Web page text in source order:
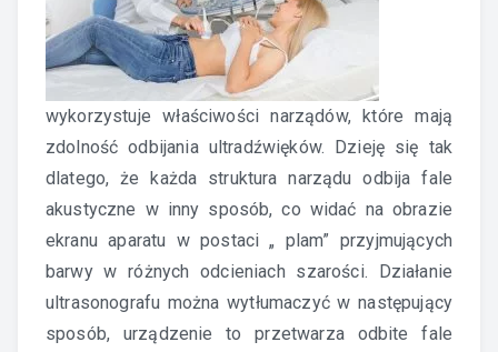
wykorzystuje właściwości narządów, które mają
zdolność odbijania ultradźwięków. Dzieję się tak
dlatego, że każda struktura narządu odbija fale
akustyczne w inny sposób, co widać na obrazie
ekranu aparatu w postaci „ plam” przyjmujących
barwy w różnych odcieniach szarości. Działanie
ultrasonografu można wytłumaczyć w następujący
sposób, urządzenie to przetwarza odbite fale